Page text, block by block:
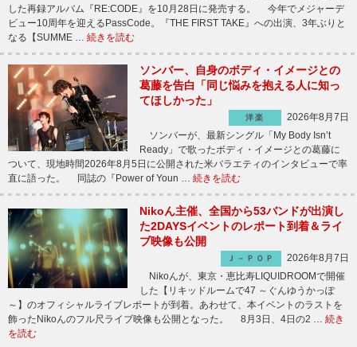
した再録アルバム『RE:CODE』を10月28日に発売する。 今年でメジャーデ
ビュー10周年を迎えるPassCode。『THE FIRST TAKE』への出演、3年ぶりと
なる【SUMME … 続きを読む
ソンバー、自身のボディ・イメージとの
葛藤を告白「同じ悩みを抱える人に知っ
てほしかった」
洋楽
2026年8月7日
ソンバーが、最新シングル「My Body Isn’t
Ready」で歌ったボディ・イメージとの葛藤に
ついて、現地時間2026年8月5日に公開された米バラエティのインタビューで率
直に語った。 同誌の『Power of Youn … 続きを読む
Nikoん主催、全国から53バンドが出演し
た2DAYSイベントのレポート到着＆ライ
ブ映像も公開
Ｊ－ＰＯＰ
2026年8月7日
Nikoんが、東京・恵比寿LIQUIDROOMで開催
した【リキッドルームで47 ～ぐんゆうかっぽ
～】のオフィシャルライブレポートが到着。あわせて、本イベントのラストを
飾ったNikoんのフル尺ライブ映像も公開となった。 8月3日、4日の2 … 続き
を読む